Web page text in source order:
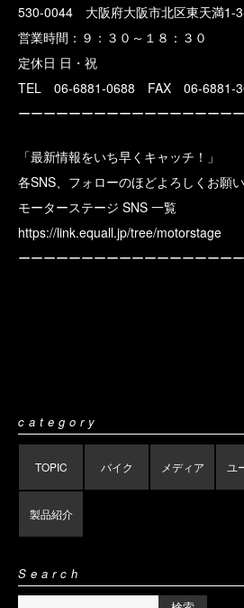
530-0044 大阪府大阪市北区東天満1-
営業時間：９：３０～１８：３０
定休日 日・祝
TEL 06-6881-0688 FAX 06-6881-
ーーーーーーーーーーーーーーーーーー
「最新情報をいち早くキャッチ！」
各SNS、フォローのほどよろしくお願
モーターステージ SNS 一覧
https://link.equall.jp/tree/motorstage
ーーーーーーーーーーーーーーーーーー
category
TOPIC バイク メディア ユ
製品紹介
Search